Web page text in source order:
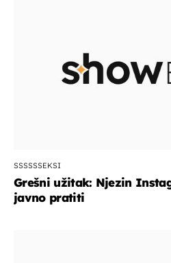
SSSSSSEKSI
Grešni užitak: Njezin
javno pratiti